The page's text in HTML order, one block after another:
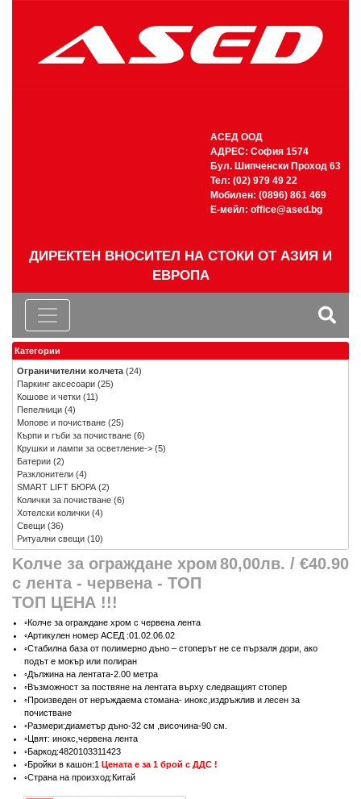
АСЕД ООД
АДРЕС: София 1574
Бул. Шипченски Проход 63
Тел: (02) 979 49 22
Мобилен: (0896) 861 469
Е-мейл: office@ased.bg
ДИРЕКТЕН ВНОСИТЕЛ НА СТОКИ ОТ АЗИЯ И
ЕВРОПА
80,00лв. / €40.90
Kолче за ограждане хром
с лента - червена - ТОП
ТОП ЦЕНА !!!
◦Колче за ограждане хром с червена лента
◦Артикулен номер АСЕД :01.02.06.02
◦Стабилна база от полимерно дъно – стоперът не се пързаля дори, ако
подът е мокър или полиран
◦Дължина на лентата-2.00 метра
◦Възможност за поствяне на лентата върху следващият стопер
◦Произведен от неръждаема стомана- инокс,издръжлив и лесен за
почистване
◦Размери:диаметър дъно-32 см ,височина-90 см.
◦Цвят: инокс,червена лента
◦Баркод:4820103311423
◦Бройки в кашон:1 Цената е за 1 брой с ДДС !
◦Страна на произход:Китай
Категории
Ограничителни колчета(24)
Паркинг аксесоари (25)
Кошове и четки (11)
Пепелници (4)
Мопове и почистване (25)
Кърпи и гъби за почистване (6)
Крушки и лампи за осветление-> (5)
Батерии (2)
Разклонители (4)
SMART LIFT БЮРА(2)
Колички за почистване (6)
Хотелски колички (4)
Свещи (36)
Ритуални свещи (10)